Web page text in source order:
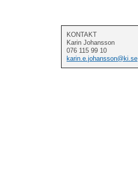
KONTAKT
Karin Johansson
076 115 99 10
karin.e.johansson@ki.se